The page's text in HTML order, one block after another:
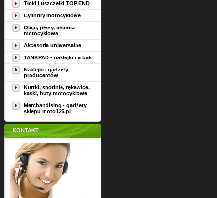
Tłoki i uszczelki TOP END
Cylindry motocyklowe
Oleje, płyny, chemia
motocyklowa
Akcesoria uniwersalne
TANKPAD - naklejki na bak
Naklejki i gadżety
producentów
Kurtki, spodnie, rękawice,
kaski, buty motocyklowe
Merchandising - gadżety
sklepu moto125.pl
KONTAKT